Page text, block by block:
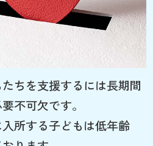
ちを支援するには長期間
不可欠です。
所する子どもは低年齢